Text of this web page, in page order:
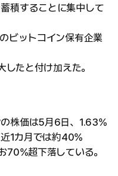
積することに集中して
ビットコイン保有企業
たと付け加えた。
株価は5月6日、1.63%
1カ月では約40%
70%超下落している。